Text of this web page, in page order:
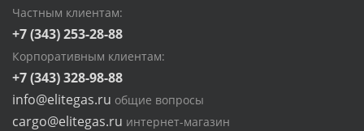
Частным клиентам:
+7 (343) 253-28-88
Корпоративным клиентам:
+7 (343) 328-98-88
info@elitegas.ru общие вопросы
cargo@elitegas.ru интернет-магазин